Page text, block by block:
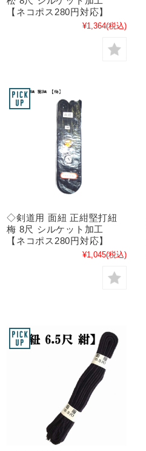
【ネコポス280円対応】
¥1,364(税込)
◇剣道用 面紐 正紺堅打紐
梅 8尺 シルケット加工
【ネコポス280円対応】
¥1,045(税込)